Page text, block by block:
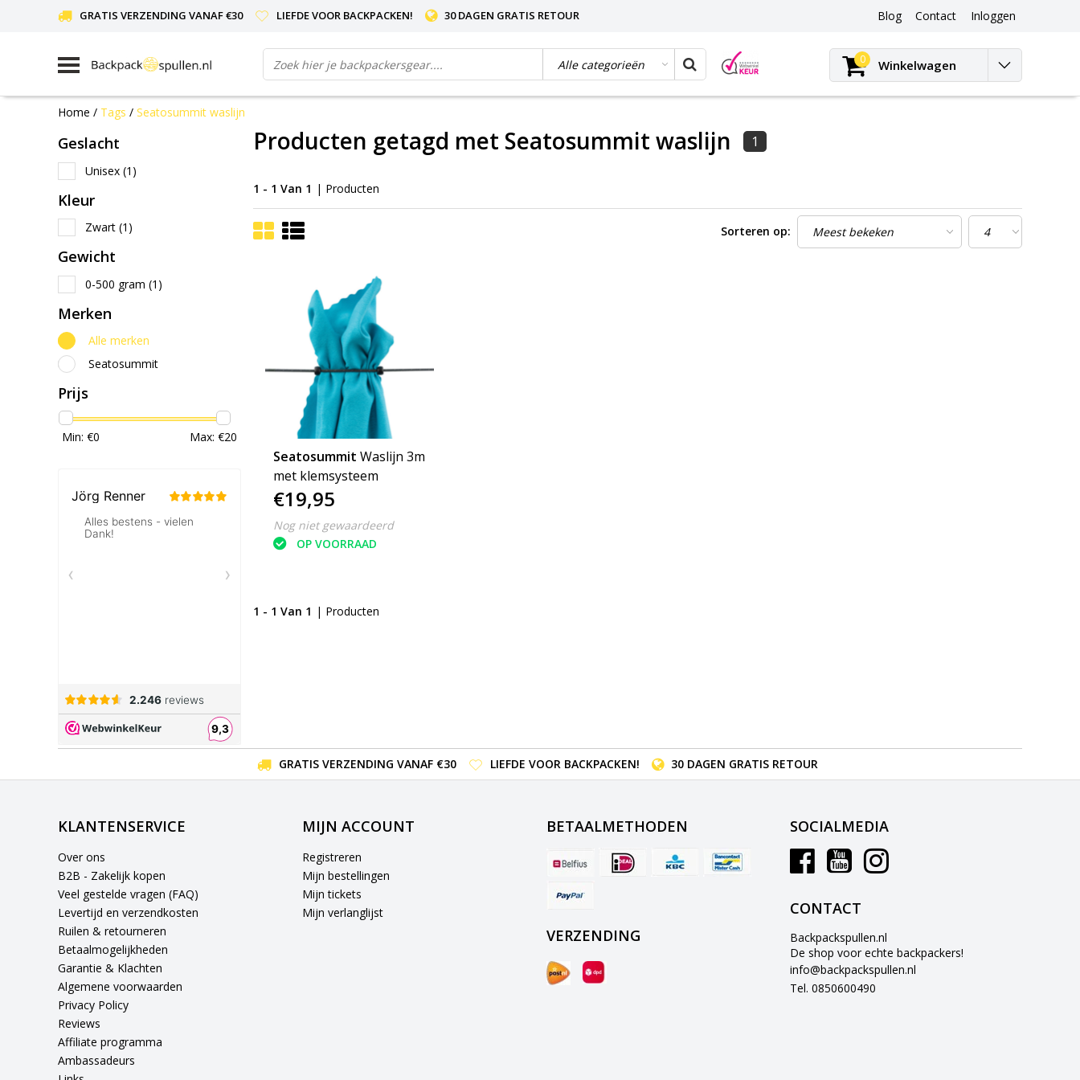
GRATIS VERZENDING VANAF €30 LIEFDE VOOR BACKPACKEN! 30 DAGEN GRATIS RETOUR Blog
Blog
Contact Inloggen
0 Winkelwagen
Home / Tags / Seatosummit waslijn
Geslacht
Unisex (1)
Kleur
Zwart (1)
Gewicht
0-500 gram (1)
Merken
Alle merken
Seatosummit
Prijs
Min: €0 Max: €20
Producten getagd met Seatosummit waslijn 1
1 - 1 Van 1 | Producten
Sorteren op:
Seatosummit Waslijn 3m
met klemsysteem
€19,95
Nog niet gewaardeerd
OP VOORRAAD
1 - 1 Van 1 | Producten
GRATIS VERZENDING VANAF €30 LIEFDE VOOR BACKPACKEN! 30 DAGEN GRATIS RETOUR
KLANTENSERVICE
Over ons
B2B - Zakelijk kopen
Veel gestelde vragen (FAQ)
Levertijd en verzendkosten
Ruilen & retourneren
Betaalmogelijkheden
Garantie & Klachten
Algemene voorwaarden
Privacy Policy
Reviews
Affiliate programma
Ambassadeurs
MIJN ACCOUNT
Registreren
Mijn bestellingen
Mijn tickets
Mijn verlanglijst
BETAALMETHODEN
VERZENDING
SOCIALMEDIA
CONTACT
Backpackspullen.nl
De shop voor echte backpackers!
info@backpackspullen.nl
Tel. 0850600490